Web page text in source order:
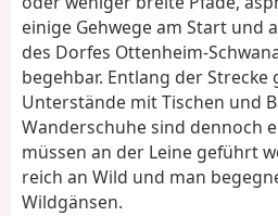
einige Gehwege am Start und
des Dorfes Ottenheim-
begehbar. Entlang der Strecke
Unterstände mit Tischen und
Wanderschuhe sind dennoch
müssen an der Leine geführt
reich an Wild und man
Wildgänsen.